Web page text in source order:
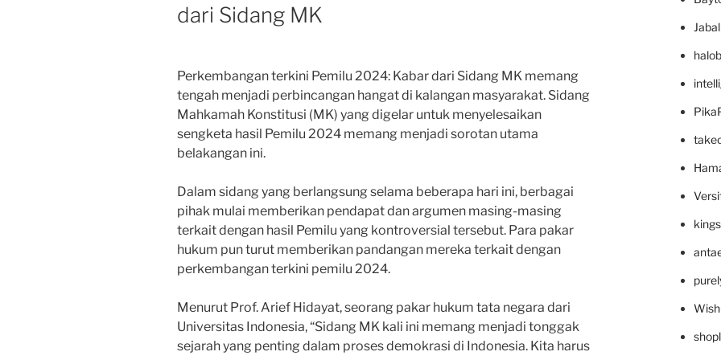
dari Sidang MK
Perkembangan terkini Pemilu 2024: Kabar dari Sidang MK memang
tengah menjadi perbincangan hangat di kalangan masyarakat. Sidang
Mahkamah Konstitusi (MK) yang digelar untuk menyelesaikan
sengketa hasil Pemilu 2024 memang menjadi sorotan utama
belakangan ini.
Dalam sidang yang berlangsung selama beberapa hari ini, berbagai
pihak mulai memberikan pendapat dan argumen masing-masing
terkait dengan hasil Pemilu yang kontroversial tersebut. Para pakar
hukum pun turut memberikan pandangan mereka terkait dengan
perkembangan terkini pemilu 2024.
Menurut Prof. Arief Hidayat, seorang pakar hukum tata negara dari
Universitas Indonesia, “Sidang MK kali ini memang menjadi tonggak
sejarah yang penting dalam proses demokrasi di Indonesia. Kita harus